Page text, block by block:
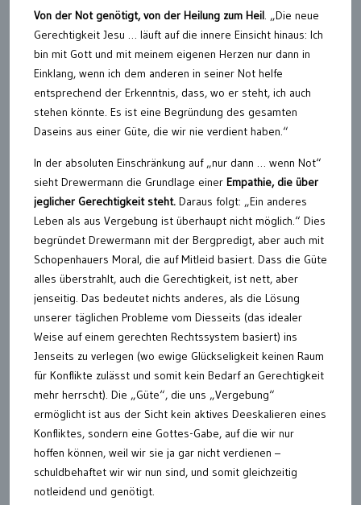
Von der Not genötigt, von der Heilung zum Heil. „Die neue
Gerechtigkeit Jesu … läuft auf die innere Einsicht hinaus: Ich
bin mit Gott und mit meinem eigenen Herzen nur dann in
Einklang, wenn ich dem anderen in seiner Not helfe
entsprechend der Erkenntnis, dass, wo er steht, ich auch
stehen könnte. Es ist eine Begründung des gesamten
Daseins aus einer Güte, die wir nie verdient haben.“
In der absoluten Einschränkung auf „nur dann … wenn Not“
sieht Drewermann die Grundlage einer Empathie, die über
jeglicher Gerechtigkeit steht. Daraus folgt: „Ein anderes
Leben als aus Vergebung ist überhaupt nicht möglich.“ Dies
begründet Drewermann mit der Bergpredigt, aber auch mit
Schopenhauers Moral, die auf Mitleid basiert. Dass die Güte
alles überstrahlt, auch die Gerechtigkeit, ist nett, aber
jenseitig. Das bedeutet nichts anderes, als die Lösung
unserer täglichen Probleme vom Diesseits (das idealer
Weise auf einem gerechten Rechtssystem basiert) ins
Jenseits zu verlegen (wo ewige Glückseligkeit keinen Raum
für Konflikte zulässt und somit kein Bedarf an Gerechtigkeit
mehr herrscht). Die „Güte“, die uns „Vergebung“
ermöglicht ist aus der Sicht kein aktives Deeskalieren eines
Konfliktes, sondern eine Gottes-Gabe, auf die wir nur
hoffen können, weil wir sie ja gar nicht verdienen –
schuldbehaftet wir wir nun sind, und somit gleichzeitig
notleidend und genötigt.